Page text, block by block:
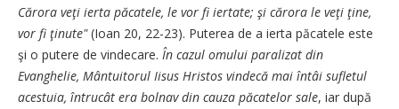
Cărora veţi ierta păcatele, le vor fi iertate; şi cărora le veţi ţine,
vor fi ţinute"(Ioan 20, 22-23). Puterea de a ierta păcatele este
şi o putere de vindecare. În cazul omului paralizat din
Evanghelie, Mântuitorul Iisus Hristos vindecă mai întâi sufletul
acestuia, întrucât era bolnav din cauza păcatelor sale, iar după